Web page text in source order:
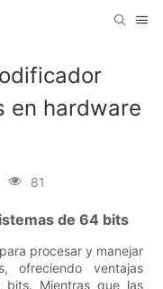
en hardware
81
de 64 bits
procesar y manejar
ofreciendo ventajas
bits. Mientras que las